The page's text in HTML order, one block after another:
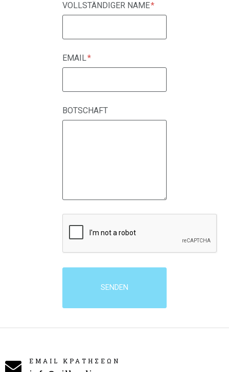
VOLLSTÄNDIGER NAME
EMAIL
BOTSCHAFT
SENDEN
EMAIL ΚΡΑΤΗΣΕΩΝ